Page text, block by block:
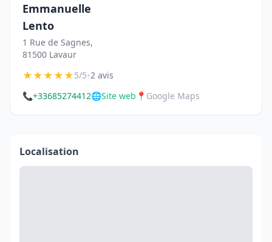
Emmanuelle
Lento
1 Rue de Sagnes,
81500 Lavaur
★★★★★5/5•2 avis
📞+33685274412🌐Site web 📍 Google Maps
Localisation